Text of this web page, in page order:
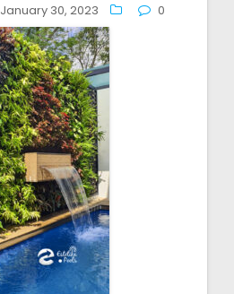
January 30, 2023 0